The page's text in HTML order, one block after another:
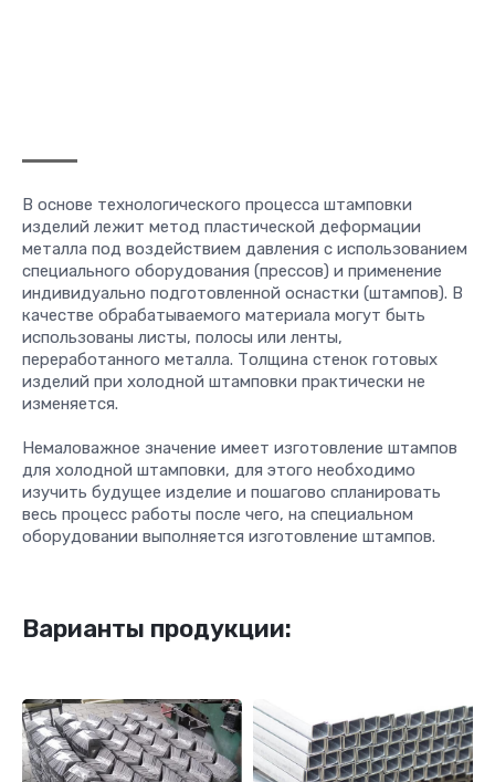
В основе технологического процесса штамповки
изделий лежит метод пластической деформации
металла под воздействием давления с использованием
специального оборудования (прессов) и применение
индивидуально подготовленной оснастки (штампов). В
качестве обрабатываемого материала могут быть
использованы листы, полосы или ленты,
переработанного металла. Толщина стенок готовых
изделий при холодной штамповки практически не
изменяется.
Немаловажное значение имеет изготовление штампов
для холодной штамповки, для этого необходимо
изучить будущее изделие и пошагово спланировать
весь процесс работы после чего, на специальном
оборудовании выполняется изготовление штампов.
Варианты продукции: